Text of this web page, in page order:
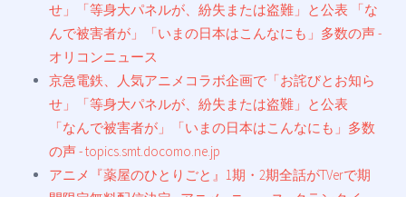
せ」「等身大パネルが、紛失または盗難」と公表 「な
んで被害者が」「いまの日本はこんなにも」多数の声 -
オリコンニュース
京急電鉄、人気アニメコラボ企画で「お詫びとお知ら
せ」「等身大パネルが、紛失または盗難」と公表
「なんで被害者が」「いまの日本はこんなにも」多数
の声 - topics.smt.docomo.ne.jp
アニメ『薬屋のひとりごと』1期・2期全話がTVerで期